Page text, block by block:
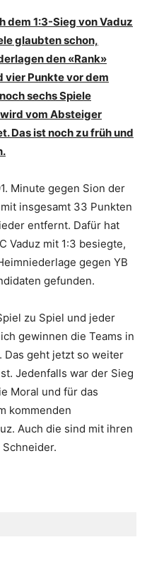
dem 1:3-Sieg von Vaduz
glaubten schon,
den «Rank»
vier Punkte vor dem
sechs Spiele
vom Absteiger
Das ist noch zu früh und
Minute gegen Sion der
insgesamt 33 Punkten
entfernt. Dafür hat
Vaduz mit 1:3 besiegte,
gegen YB
gefunden.
zu Spiel und jeder
gewinnen die Teams in
Das geht jetzt so weiter
Jedenfalls war der Sieg
Moral und für das
kommenden
Auch die sind mit ihren